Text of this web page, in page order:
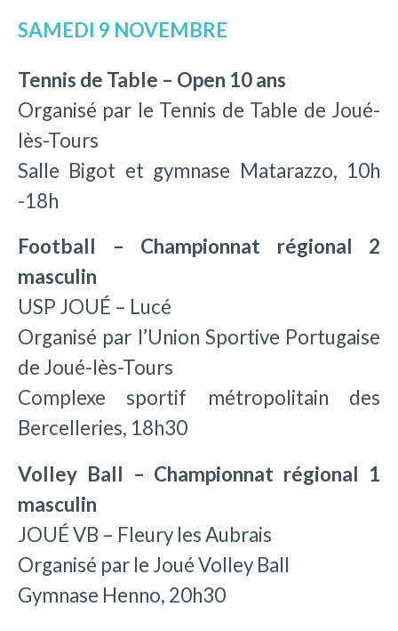
SAMEDI 9 NOVEMBRE
Tennis de Table – Open 10 ans
Organisé par le Tennis de Table de Joué-
lès-Tours
Salle Bigot et gymnase Matarazzo, 10h
-18h
Football – Championnat régional 2
masculin
USP JOUÉ – Lucé
Organisé par l’Union Sportive Portugaise
de Joué-lès-Tours
Complexe sportif métropolitain des
Bercelleries, 18h30
Volley Ball – Championnat régional 1
masculin
JOUÉ VB – Fleury les Aubrais
Organisé par le Joué Volley Ball
Gymnase Henno, 20h30